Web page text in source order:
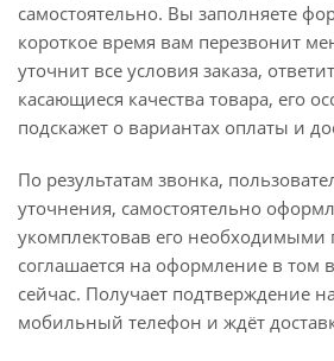
самостоятельно. Вы заполняете
короткое время вам перезвонит
уточнит все условия заказа,
касающиеся качества товара, его
подскажет о вариантах оплаты и
По результатам звонка,
уточнения, самостоятельно
укомплектовав его
соглашается на оформление в том
сейчас. Получает подтверждение
мобильный телефон и ждёт